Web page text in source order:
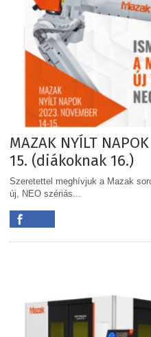
MAZAK NYÍLT
15. (diákoknak 16.)
Szeretettel meghívjuk a Mazak
új, NEO szériás...